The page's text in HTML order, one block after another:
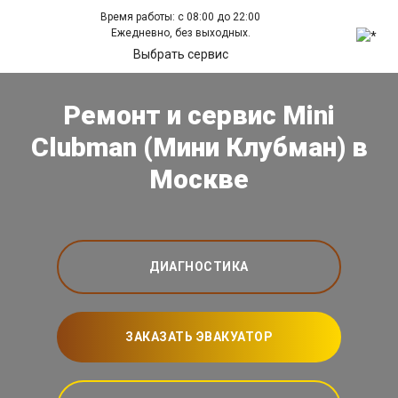
Время работы: с 08:00 до 22:00
Ежедневно, без выходных.
Выбрать сервис
Ремонт и сервис Mini
Clubman (Мини Клубман) в
Москве
ДИАГНОСТИКА
ЗАКАЗАТЬ ЭВАКУАТОР